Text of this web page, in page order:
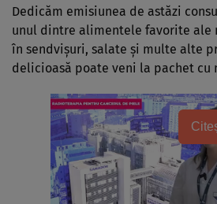
Dedicăm emisiunea de astăzi
unul dintre alimentele favorite ale
în sendvişuri, salate şi multe alte
delicioasă poate veni la pachet cu